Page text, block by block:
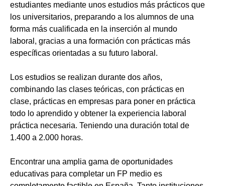
estudiantes mediante unos estudios más prácticos que
los universitarios, preparando a los alumnos de una
forma más cualificada en la inserción al mundo
laboral, gracias a una formación con prácticas más
específicas orientadas a su futuro laboral.
Los estudios se realizan durante dos años,
combinando las clases teóricas, con prácticas en
clase, prácticas en empresas para poner en práctica
todo lo aprendido y obtener la experiencia laboral
práctica necesaria. Teniendo una duración total de
1.400 a 2.000 horas.
Encontrar una amplia gama de oportunidades
educativas para completar un FP medio es